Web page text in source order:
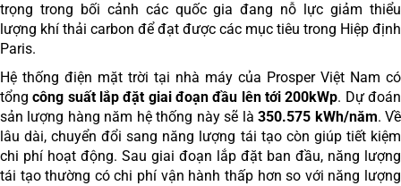
trọng trong bối cảnh các quốc gia đang nỗ lực giảm thiểu
lượng khí thải carbon để đạt được các mục tiêu trong Hiệp định
Paris.
Hệ thống điện mặt trời tại nhà máy của Prosper Việt Nam có
tổngcông suất lắp đặt giai đoạn đầu lên tới 200kWp. Dự đoán
sản lượng hàng năm hệ thống này sẽ là350.575 kWh/năm. Về
lâu dài, chuyển đổi sang năng lượng tái tạo còn giúp tiết kiệm
chi phí hoạt động. Sau giai đoạn lắp đặt ban đầu, năng lượng
tái tạo thường có chi phí vận hành thấp hơn so với năng lượng